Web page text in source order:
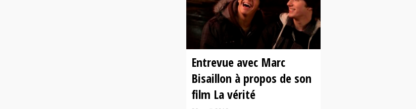
Entrevue avec Marc
Bisaillon à propos de son
film La vérité